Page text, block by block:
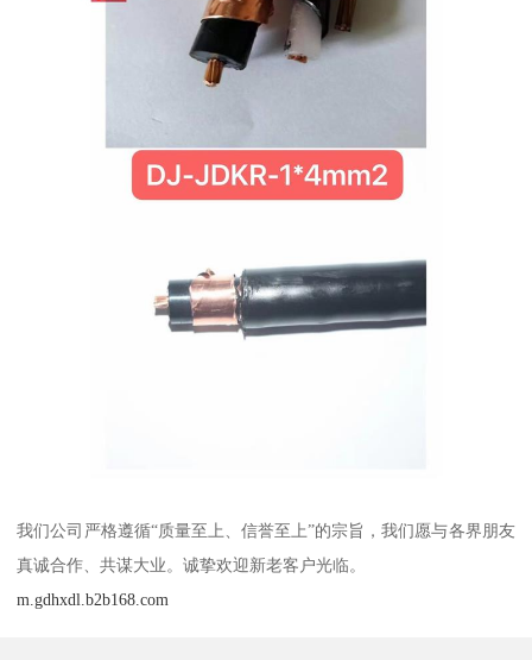
我们公司严格遵循“质量至上、信誉至上”的宗旨，我们愿与各界朋友
真诚合作、共谋大业。诚挚欢迎新老客户光临。
m.gdhxdl.b2b168.com